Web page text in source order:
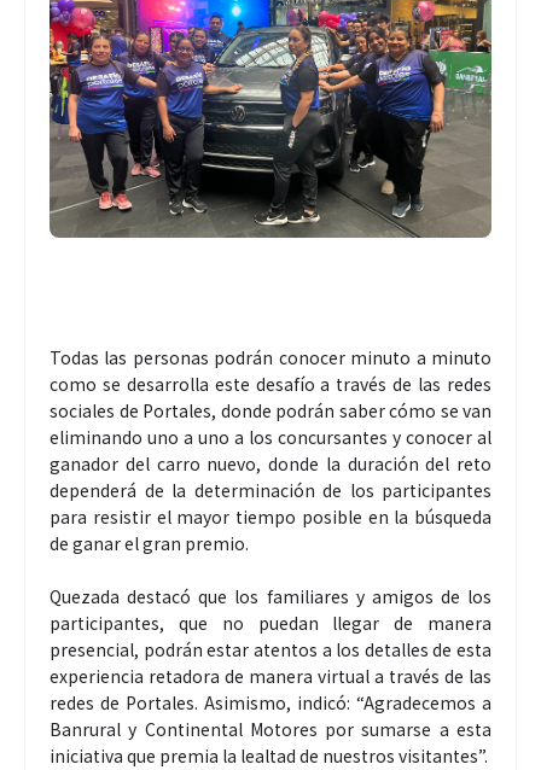
Todas las personas podrán conocer minuto a minuto
como se desarrolla este desafío a través de las redes
sociales de Portales, donde podrán saber cómo se van
eliminando uno a uno a los concursantes y conocer al
ganador del carro nuevo, donde la duración del reto
dependerá de la determinación de los participantes
para resistir el mayor tiempo posible en la búsqueda
de ganar el gran premio.
Quezada destacó que los familiares y amigos de los
participantes, que no puedan llegar de manera
presencial, podrán estar atentos a los detalles de esta
experiencia retadora de manera virtual a través de las
redes de Portales. Asimismo, indicó: “Agradecemos a
Banrural y Continental Motores por sumarse a esta
iniciativa que premia la lealtad de nuestros visitantes”.